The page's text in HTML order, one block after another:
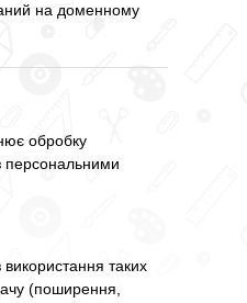
на доменному
обробку
персональними
таких
(поширення,